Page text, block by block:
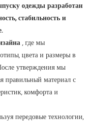
одежды разработан
стабильность и
, где мы
цвета и размеры в
утверждения мы
правильный материал с
комфорта и
передовые технологии,